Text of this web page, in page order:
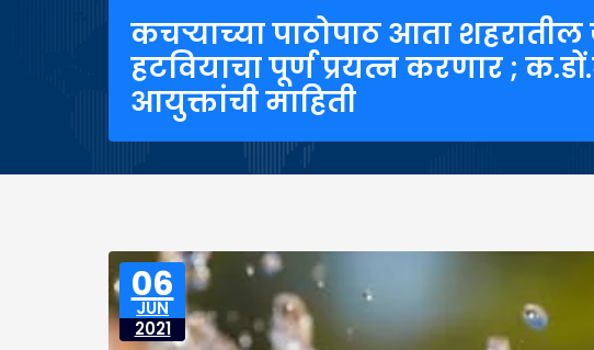
कचऱ्याच्या पाठोपाठ आता
हटवियाचा पूर्ण प्रयत्न करणार ;
आयुक्तांची माहिती
06
JUN
2021